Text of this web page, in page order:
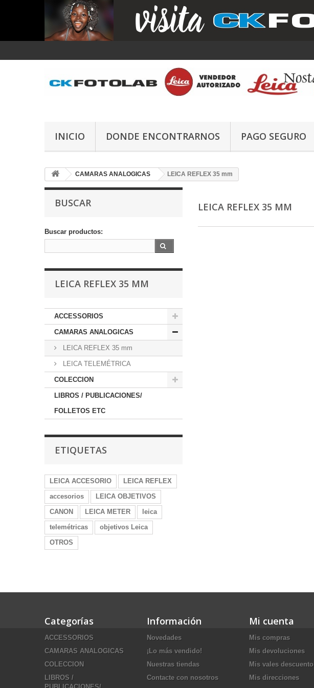
INICIO DONDE ENCONTRARNOS PAGO SEGURO
CAMARAS ANALOGICAS LEICA REFLEX 35 mm
BUSCAR
Buscar productos:
LEICA REFLEX 35 MM
ACCESSORIOS
CAMARAS ANALOGICAS
LEICA REFLEX 35 mm
LEICA TELEMÉTRICA
COLECCION
LIBROS / PUBLICACIONES/
FOLLETOS ETC
ETIQUETAS
LEICA ACCESORIO
LEICA REFLEX
accesorios
LEICA OBJETIVOS
CANON
LEICA METER
leica
telemétricas
objetivos Leica
OTROS
LEICA REFLEX 35 MM
Categorías
ACCESSORIOS
CAMARAS ANALOGICAS
COLECCION
LIBROS /
Información
Novedades
¡Lo más vendido!
Nuestras tiendas
Contacte con nosotros
Mi cuenta
Mis compras
Mis devoluciones
Mis vales descuento
Mis direcciones